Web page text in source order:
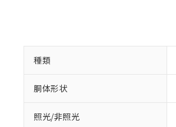
種類
胴体形状
照光/非照光